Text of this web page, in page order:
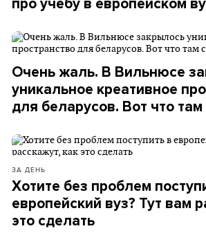
про учебу в европейском
Очень жаль. В Вильнюсе
уникальное креативное
для беларусов. Вот что
ЗА ДЕНЬ
Хотите без проблем
европейский вуз? Тут вам
это сделать